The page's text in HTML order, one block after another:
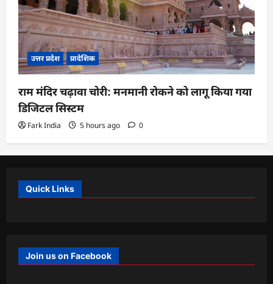
उत्तर प्रदेश प्रादेशिक
राम मंदिर चढ़ावा चोरी: मनमानी रोकने को लागू किया गया
डिजिटल सिस्टम
Fark India 5 hours ago 0
Quick Links
Join us on Facebook